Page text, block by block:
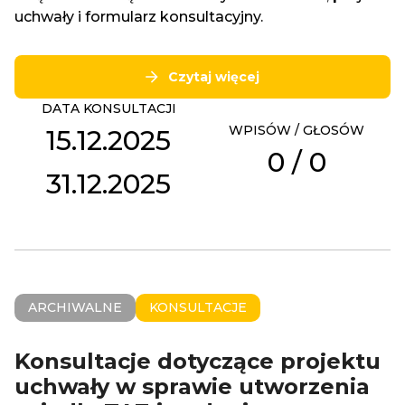
uchwały i formularz konsultacyjny.
Czytaj więcej
DATA KONSULTACJI
15.12.2025
31.12.2025
WPISÓW / GŁOSÓW
0 / 0
ARCHIWALNE KONSULTACJE
Konsultacje dotyczące projektu
uchwały w sprawie utworzenia